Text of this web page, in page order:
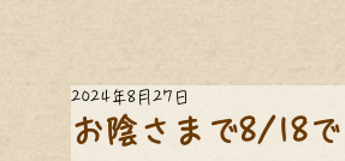
お陰さまで8/18
2024年8月27日